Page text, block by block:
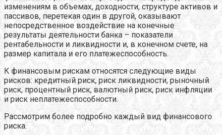
изменениям в объемах, доходности, структуре активов и
пассивов, перетекая один в другой, оказывают
непосредственное воздействие на конечные
результаты деятельности банка – показатели
рентабельности и ликвидности и, в конечном счете, на
размер капитала и его платежеспособность.
К финансовым рискам относятся следующие виды
рисков: кредитный риск, риск ликвидности, рыночный
риск, процентный риск, валютный риск, риск инфляции
и риск неплатежеспособности.
Рассмотрим более подробно каждый вид финансового
риска.